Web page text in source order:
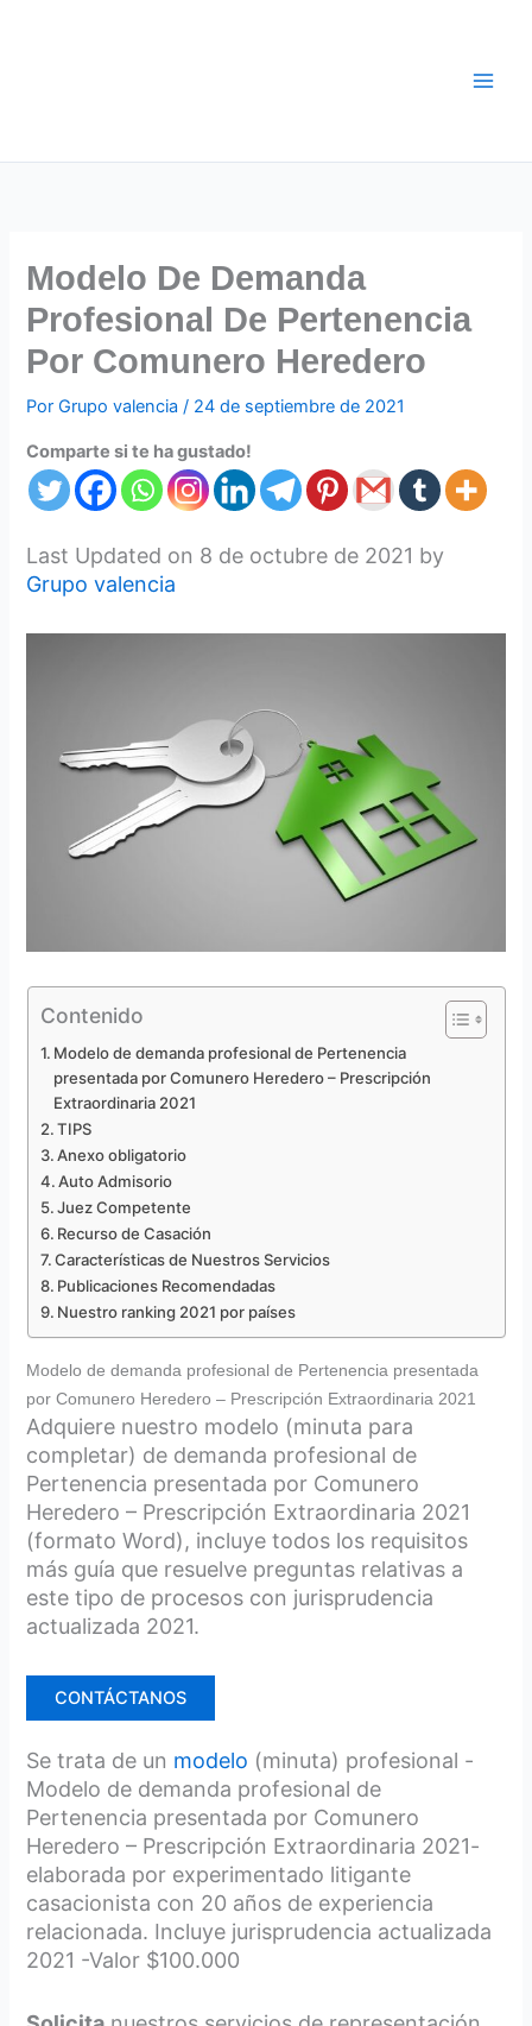
Modelo De Demanda
Profesional De Pertenencia
Por Comunero Heredero
PorGrupo valencia/ 24 de septiembre de 2021
Comparte si te ha gustado!
Last Updated on 8 de octubre de 2021 by
Grupo valencia
Contenido
Modelo de demanda profesional de Pertenencia
presentada por Comunero Heredero – Prescripción
Extraordinaria 2021
TIPS
Anexo obligatorio
Auto Admisorio
Juez Competente
Recurso de Casación
Características de Nuestros Servicios
Publicaciones Recomendadas
Nuestro ranking 2021 por países
Modelo de demanda profesional de Pertenencia presentada
por Comunero Heredero – Prescripción Extraordinaria 2021
Adquiere nuestro modelo (minuta para
completar) de demanda profesional de
Pertenencia presentada por Comunero
Heredero – Prescripción Extraordinaria 2021
(formato Word), incluye todos los requisitos
más guía que resuelve preguntas relativas a
este tipo de procesos con jurisprudencia
actualizada 2021.
CONTÁCTANOS
Se trata de un modelo (minuta) profesional -
Modelo de demanda profesional de
Pertenencia presentada por Comunero
Heredero – Prescripción Extraordinaria 2021-
elaborada por experimentado litigante
casacionista con 20 años de experiencia
relacionada. Incluye jurisprudencia actualizada
2021 -Valor $100.000